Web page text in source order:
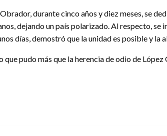
durante cinco años y diez meses, se
dejando un país polarizado. Al respecto, se
días, demostró que la unidad es posible y la
que pudo más que la herencia de odio de